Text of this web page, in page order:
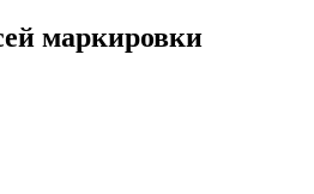
маркировки